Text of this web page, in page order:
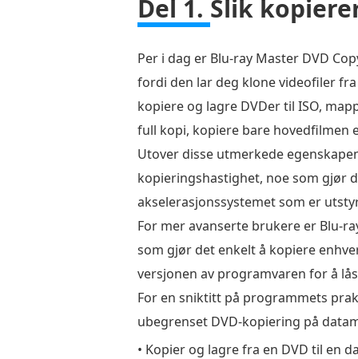
lagrer
du
en
DVD
en
datamaskin
Windows
og
Mac
Del
2.
Hvordan
pakke
ut
Del 1. Slik
Per i dag er Blu-ray Master DVD
fordi den lar deg klone videofiler
kopiere og lagre DVDer til ISO,
full kopi, kopiere bare hovedfilmen
Utover disse utmerkede
kopieringshastighet, noe som gjør
akselerasjonssystemet som er
For mer avanserte brukere er Blu-
som gjør det enkelt å kopiere
versjonen av programvaren for å
For en sniktitt på programmets
ubegrenset DVD-kopiering på
• Kopier og lagre fra en DVD til en